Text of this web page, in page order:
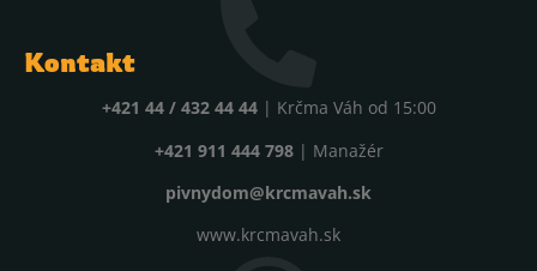
Kontakt
+421 44 / 432 44 44| Krčma Váh od 15:00
+421 911 444 798| Manažér
pivnydom@krcmavah.sk
www.krcmavah.sk